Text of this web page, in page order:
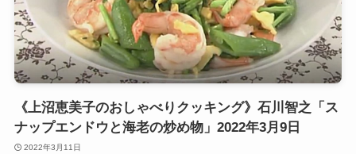
《上沼恵美子のおしゃべりクッキング》石川智之「ス
ナップエンドウと海老の炒め物」2022年3月9日
2022年3月11日